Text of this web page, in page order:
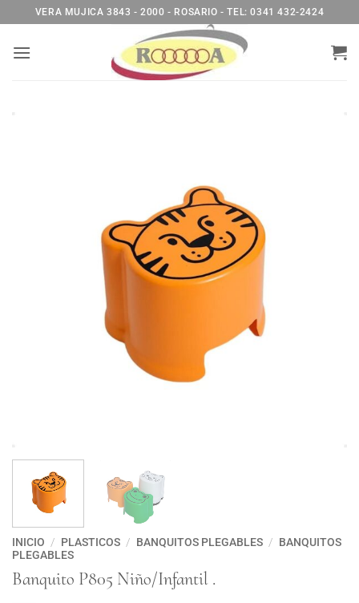
al
contenido
VERA MUJICA 3843 - 2000 - ROSARIO - TEL: 0341 432-2424
INICIO / PLASTICOS / BANQUITOS PLEGABLES / BANQUITOS
PLEGABLES
Banquito P805 Niño/Infantil .